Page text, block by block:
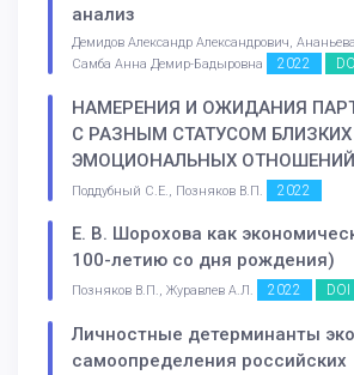
анализ
Демидов Александр Александрович,
Самба Анна Демир-Бадыровна
2022
НАМЕРЕНИЯ И ОЖИДАНИЯ
С РАЗНЫМ СТАТУСОМ БЛИЗКИХ
ЭМОЦИОНАЛЬНЫХ ОТНОШЕНИЙ
Поддубный С.Е., Позняков В.П. 2022
Е. В. Шорохова как
100-летию со дня рождения)
Позняков В.П., Журавлев А.Л. 2022 DOI
Личностные детерминанты
самоопределения российских